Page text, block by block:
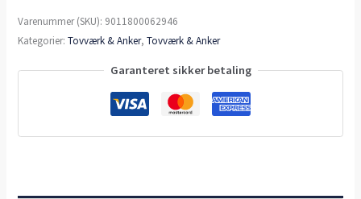
Varenummer (SKU): 9011800062946
Kategorier:Tovværk & Anker,Tovværk & Anker
Garanteret sikker betaling